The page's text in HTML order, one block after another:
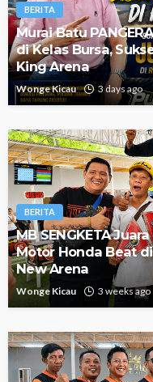
BERITA
Murai Batu
di Kelas Bursa,
King Arena
Wonge Kicau 3 days ago
BERITA
MB SENGKETA
Motor Honda Beat
New Arena
Wonge Kicau 3 weeks ago